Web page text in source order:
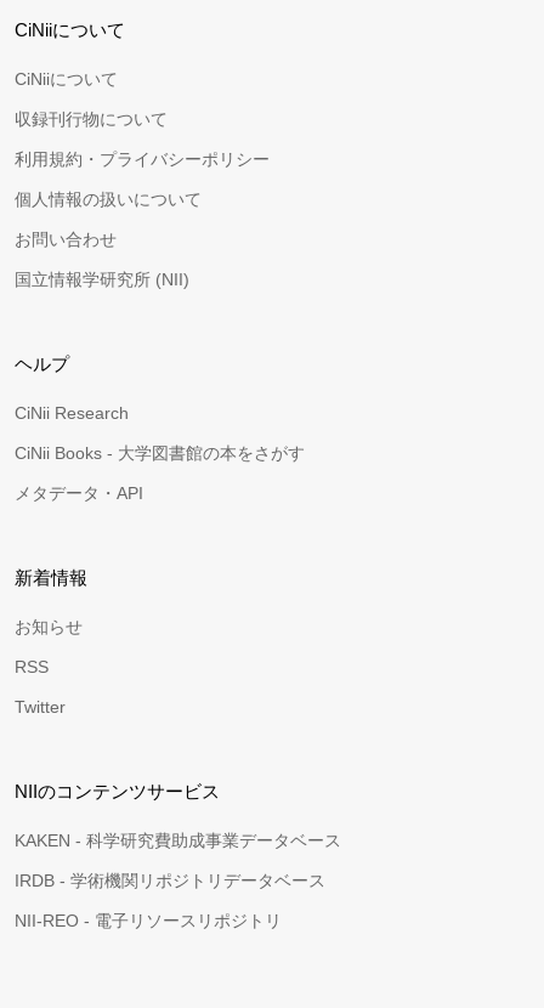
CiNiiについて
CiNiiについて
収録刊行物について
利用規約・プライバシーポリシー
個人情報の扱いについて
お問い合わせ
国立情報学研究所 (NII)
ヘルプ
CiNii Research
CiNii Books - 大学図書館の本をさがす
メタデータ・API
新着情報
お知らせ
RSS
Twitter
NIIのコンテンツサービス
KAKEN - 科学研究費助成事業データベース
IRDB - 学術機関リポジトリデータベース
NII-REO - 電子リソースリポジトリ